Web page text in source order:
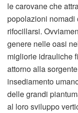
le carovane che
popolazioni nomadi
rifocillarsi.
genere nelle oasi
migliorie idrauliche
attorno alla
insediamento
delle grandi
al loro sviluppo